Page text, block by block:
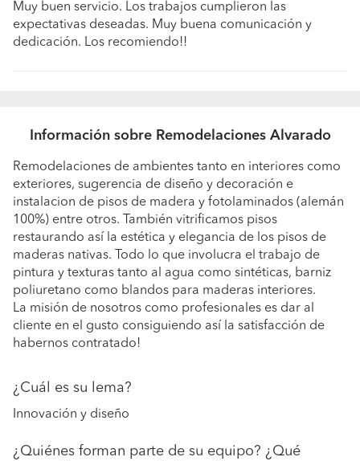
Muy buen servicio. Los trabajos cumplieron las
expectativas deseadas. Muy buena comunicación y
dedicación. Los recomiendo!!
Información sobre Remodelaciones Alvarado
Remodelaciones de ambientes tanto en interiores como
exteriores, sugerencia de diseño y decoración e
instalacion de pisos de madera y fotolaminados (alemán
100%) entre otros. También vitrificamos pisos
restaurando así la estética y elegancia de los pisos de
maderas nativas. Todo lo que involucra el trabajo de
pintura y texturas tanto al agua como sintéticas, barniz
poliuretano como blandos para maderas interiores.
La misión de nosotros como profesionales es dar al
cliente en el gusto consiguiendo así la satisfacción de
habernos contratado!
¿Cuál es su lema?
Innovación y diseño
¿Quiénes forman parte de su equipo? ¿Qué